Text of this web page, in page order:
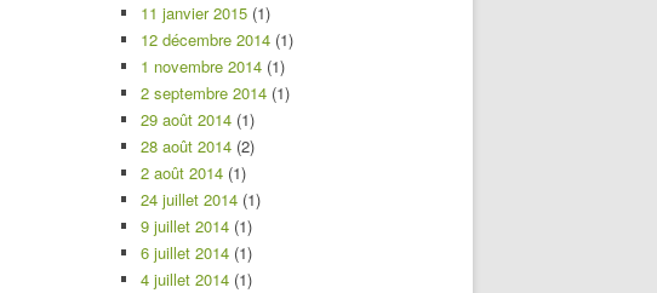
11 janvier 2015 (1)
12 décembre 2014 (1)
1 novembre 2014 (1)
2 septembre 2014 (1)
29 août 2014 (1)
28 août 2014 (2)
2 août 2014 (1)
24 juillet 2014 (1)
9 juillet 2014 (1)
6 juillet 2014 (1)
4 juillet 2014 (1)